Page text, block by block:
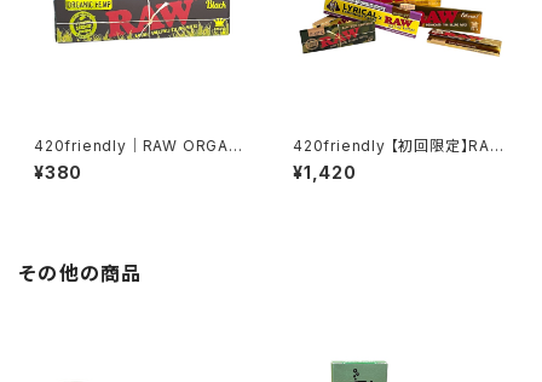
420friendly｜RAW ORGANI
C HEMP BLACK（オーガニック
ヘンプ） 1¼サイズ ローリングペ
¥380
420friendly 【初回限定】RAW
お試し6点セット
¥1,420
その他の商品